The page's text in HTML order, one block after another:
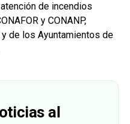
de incendios
y CONANP,
de los Ayuntamientos de
al